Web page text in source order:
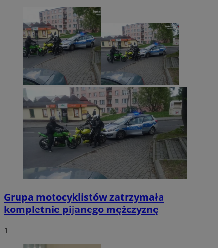
Grupa motocyklistów zatrzymała
kompletnie pijanego mężczyznę
1